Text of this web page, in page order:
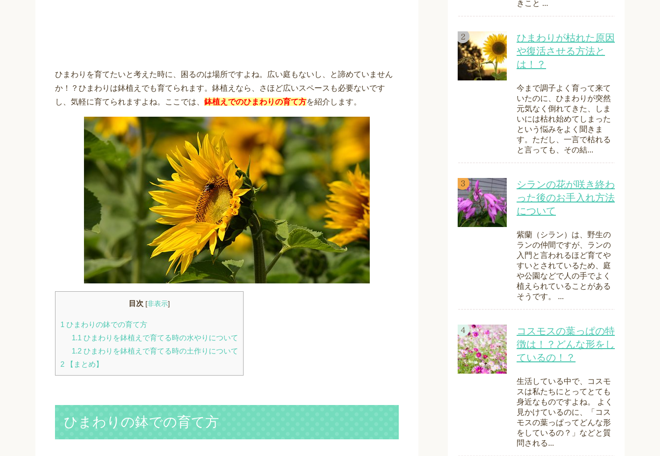
ひまわりを育てたいと考えた時に、困るのは場所ですよね。広い庭もないし、と諦めていません
か！？ひまわりは鉢植えでも育てられます。鉢植えなら、さほど広いスペースも必要ないです
し、気軽に育てられますよね。ここでは、 鉢植えでのひまわりの育て方を紹介します。
目次 [非表示]
1 ひまわりの鉢での育て方
1.1 ひまわりを鉢植えで育てる時の水やりについて
1.2ひまわりを鉢植えで育てる時の土作りについて
2 【まとめ】
ひまわりの鉢での育て方
きこと ...
ひまわりが枯れた原因
や復活させる方法と
は！？
今まで調子よく育って来て
いたのに、ひまわりが突然
元気なく倒れてきた、しま
いには枯れ始めてしまった
という悩みをよく聞きま
す。ただし、一言で枯れる
と言っても、その結...
シランの花が咲き終わ
った後のお手入れ方法
について
紫蘭（シラン）は、野生の
ランの仲間ですが、ランの
入門と言われるほど育てや
すいとされているため、庭
や公園などで人の手でよく
植えられていることがある
そうです。 ...
コスモスの葉っぱの特
徴は！？どんな形をし
ているの！？
生活している中で、コスモ
スは私たちにとってとても
身近なものですよね。 よく
見かけているのに、「コス
モスの葉っぱってどんな形
をしているの？」などと質
問される...